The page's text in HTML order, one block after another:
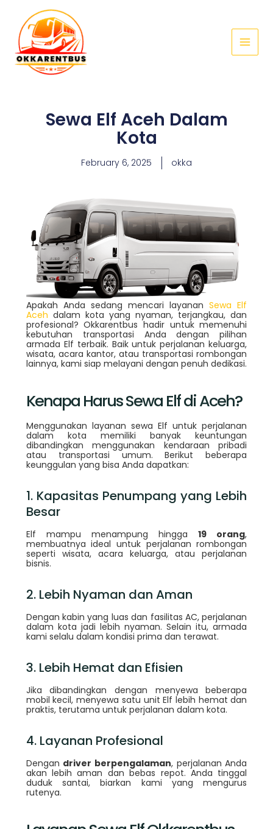
content
Menu
Sewa Elf Aceh Dalam
Kota
February 6, 2025 okka
Apakah Anda sedang mencari layananSewa Elf
Aceh dalam kota yang nyaman, terjangkau, dan
profesional? Okkarentbus hadir untuk memenuhi
kebutuhan transportasi Anda dengan pilihan
armada Elf terbaik. Baik untuk perjalanan keluarga,
wisata, acara kantor, atau transportasi rombongan
lainnya, kami siap melayani dengan penuh dedikasi.
Kenapa Harus Sewa Elf di Aceh?
Menggunakan layanan sewa Elf untuk perjalanan
dalam kota memiliki banyak keuntungan
dibandingkan menggunakan kendaraan pribadi
atau transportasi umum. Berikut beberapa
keunggulan yang bisa Anda dapatkan:
1. Kapasitas Penumpang yang Lebih
Besar
Elf mampu menampung hingga19 orang,
membuatnya ideal untuk perjalanan rombongan
seperti wisata, acara keluarga, atau perjalanan
bisnis.
2. Lebih Nyaman dan Aman
Dengan kabin yang luas dan fasilitas AC, perjalanan
dalam kota jadi lebih nyaman. Selain itu, armada
kami selalu dalam kondisi prima dan terawat.
3. Lebih Hemat dan Efisien
Jika dibandingkan dengan menyewa beberapa
mobil kecil, menyewa satu unit Elf lebih hemat dan
praktis, terutama untuk perjalanan dalam kota.
4. Layanan Profesional
Dengan driver berpengalaman, perjalanan Anda
akan lebih aman dan bebas repot. Anda tinggal
duduk santai, biarkan kami yang mengurus
rutenya.